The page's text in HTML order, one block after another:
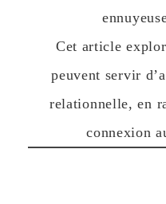
Cet article
peuvent servir
relationnelle, en
connexion